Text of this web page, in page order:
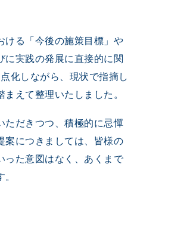
ける「今後の施策目標」や
に実践の発展に直接的に関
化しながら、現状で指摘し
まえて整理いたしました。
ただきつつ、積極的に忌憚
案につきましては、皆様の
った意図はなく、あくまで
。